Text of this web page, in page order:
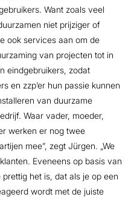
Want zoals veel
niet prijziger of
ook services aan om de
van projecten tot in
eindgebruikers, zodat
en zzp’er hun passie kunnen
van duurzame
Waar vader, moeder,
werken er nog twee
mee”, zegt Jürgen. „We
Eveneens op basis van
het is, dat als je op een
wordt met de juiste